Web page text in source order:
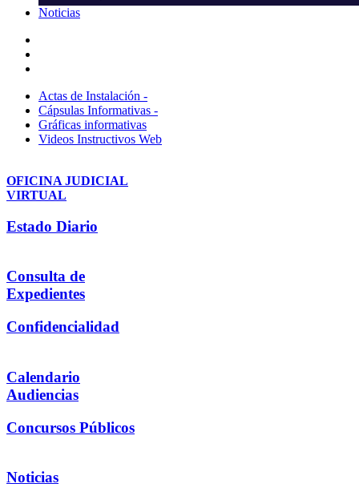
Noticias
Actas de Instalación -
Cápsulas Informativas -
Gráficas informativas
Videos Instructivos Web
OFICINA JUDICIAL
VIRTUAL
Estado Diario
Consulta de
Expedientes
Confidencialidad
Calendario
Audiencias
Concursos Públicos
Noticias